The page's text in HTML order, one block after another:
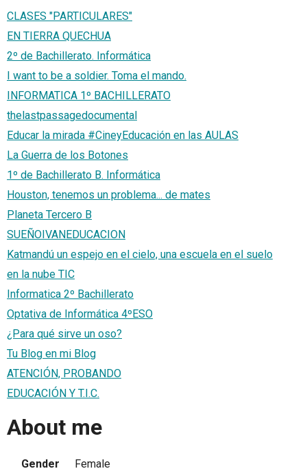
CLASES "PARTICULARES"
EN TIERRA QUECHUA
2º de Bachillerato. Informática
I want to be a soldier. Toma el mando.
INFORMATICA 1º BACHILLERATO
thelastpassagedocumental
Educar la mirada #CineyEducación en las AULAS
La Guerra de los Botones
1º de Bachillerato B. Informática
Houston, tenemos un problema... de mates
Planeta Tercero B
SUEÑOIVANEDUCACION
Katmandú un espejo en el cielo, una escuela en el suelo
en la nube TIC
Informatica 2º Bachillerato
Optativa de Informática 4ºESO
¿Para qué sirve un oso?
Tu Blog en mi Blog
ATENCIÓN, PROBANDO
EDUCACIÓN Y T.I.C.
About me
Gender Female